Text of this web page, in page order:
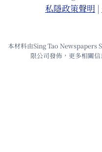
私隱政策聲明 |
本材料由Sing Tao Newspapers
限公司發佈，更多相關